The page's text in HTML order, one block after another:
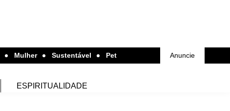
Mulher Sustentável Pet Anuncie
ESPIRITUALIDADE